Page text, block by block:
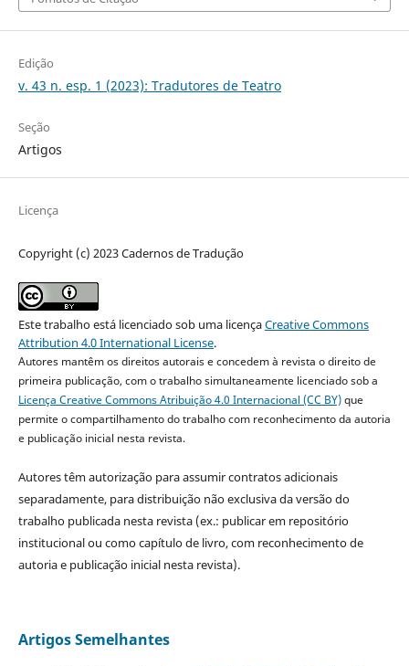
Edição
v. 43 n. esp. 1 (2023): Tradutores de Teatro
Seção
Artigos
Licença
Copyright (c) 2023 Cadernos de Tradução
Este trabalho está licenciado sob uma licençaCreative Commons
Attribution 4.0 International License.
Autores mantêm os direitos autorais e concedem à revista o direito de
primeira publicação, com o trabalho simultaneamente licenciado sob a
Licença Creative Commons Atribuição 4.0 Internacional (CC BY)que
permite o compartilhamento do trabalho com reconhecimento da autoria
e publicação inicial nesta revista.
Autores têm autorização para assumir contratos adicionais
separadamente, para distribuição não exclusiva da versão do
trabalho publicada nesta revista (ex.: publicar em repositório
institucional ou como capítulo de livro, com reconhecimento de
autoria e publicação inicial nesta revista).
Artigos Semelhantes